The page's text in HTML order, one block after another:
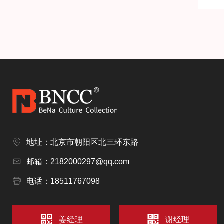
地址：北京市朝阳区北三环东路
邮箱：2182000297@qq.com
电话：18511767098
姜经理 谢经理